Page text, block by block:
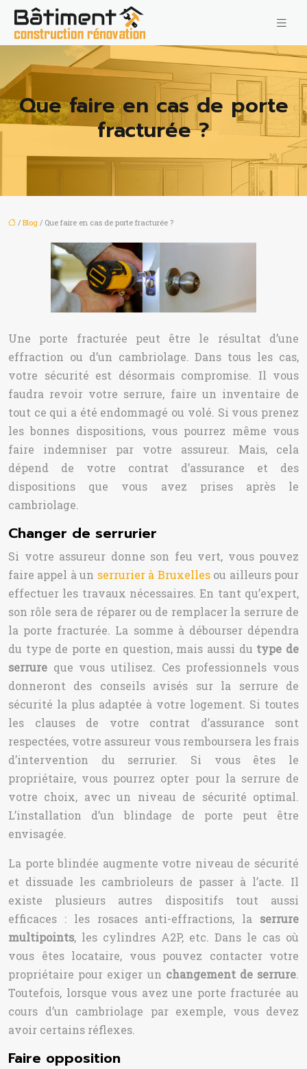
Que faire en cas de porte
fracturée ?
/ Blog / Que faire en cas de porte fracturée ?
Une porte fracturée peut être le résultat d’une
effraction ou d’un cambriolage. Dans tous les cas,
votre sécurité est désormais compromise. Il vous
faudra revoir votre serrure, faire un inventaire de
tout ce qui a été endommagé ou volé. Si vous prenez
les bonnes dispositions, vous pourrez même vous
faire indemniser par votre assureur. Mais, cela
dépend de votre contrat d’assurance et des
dispositions que vous avez prises après le
cambriolage.
Changer de serrurier
Si votre assureur donne son feu vert, vous pouvez
faire appel à un serrurier à Bruxellesou ailleurs pour
effectuer les travaux nécessaires. En tant qu’expert,
son rôle sera de réparer ou de remplacer la serrure de
la porte fracturée. La somme à débourser dépendra
du type de porte en question, mais aussi du type de
serrure que vous utilisez. Ces professionnels vous
donneront des conseils avisés sur la serrure de
sécurité la plus adaptée à votre logement. Si toutes
les clauses de votre contrat d’assurance sont
respectées, votre assureur vous remboursera les frais
d’intervention du serrurier. Si vous êtes le
propriétaire, vous pourrez opter pour la serrure de
votre choix, avec un niveau de sécurité optimal.
L’installation d’un blindage de porte peut être
envisagée.
La porte blindée augmente votre niveau de sécurité
et dissuade les cambrioleurs de passer à l’acte. Il
existe plusieurs autres dispositifs tout aussi
efficaces : les rosaces anti-effractions, la serrure
multipoints, les cylindres A2P, etc. Dans le cas où
vous êtes locataire, vous pouvez contacter votre
propriétaire pour exiger un changement de serrure.
Toutefois, lorsque vous avez une porte fracturée au
cours d’un cambriolage par exemple, vous devez
avoir certains réflexes.
Faire opposition